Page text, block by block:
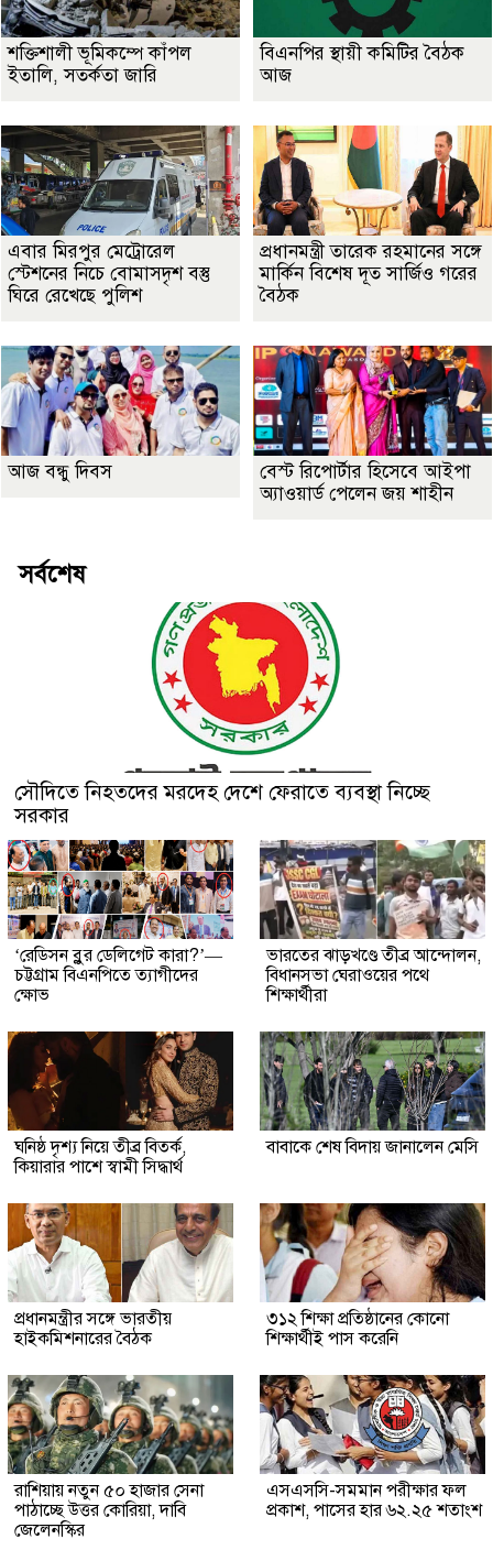
শক্তিশালী ভূমিকম্পে কাঁপল
ইতালি, সতর্কতা জারি
বিএনপির স্থায়ী কমিটির বৈঠক
আজ
এবার মিরপুর মেট্রোরেল
স্টেশনের নিচে বোমাসদৃশ বস্তু
ঘিরে রেখেছে পুলিশ
প্রধানমন্ত্রী তারেক রহমানের সঙ্গে
মার্কিন বিশেষ দূত সার্জিও গরের
বৈঠক
আজ বন্ধু দিবস
বেস্ট রিপোর্টার হিসেবে আইপা
অ্যাওয়ার্ড পেলেন জয় শাহীন
সর্বশেষ
সৌদিতে নিহতদের মরদেহ দেশে ফেরাতে ব্যবস্থা নিচ্ছে
সরকার
‘রেডিসন ব্লুর ডেলিগেট কারা?’—
চট্টগ্রাম বিএনপিতে ত্যাগীদের
ক্ষোভ
ভারতের ঝাড়খণ্ডে তীব্র আন্দোলন,
বিধানসভা ঘেরাওয়ের পথে
শিক্ষার্থীরা
ঘনিষ্ঠ দৃশ্য নিয়ে তীব্র বিতর্ক,
কিয়ারার পাশে স্বামী সিদ্ধার্থ
বাবাকে শেষ বিদায় জানালেন মেসি
প্রধানমন্ত্রীর সঙ্গে ভারতীয়
হাইকমিশনারের বৈঠক
৩১২ শিক্ষা প্রতিষ্ঠানের কোনো
শিক্ষার্থীই পাস করেনি
রাশিয়ায় নতুন ৫০ হাজার সেনা
পাঠাচ্ছে উত্তর কোরিয়া, দাবি
জেলেনস্কির
এসএসসি-সমমান পরীক্ষার ফল
প্রকাশ, পাসের হার ৬২.২৫ শতাংশ